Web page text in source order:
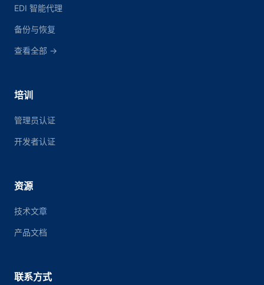
EDI 智能代理
备份与恢复
查看全部 →
培训
管理员认证
开发者认证
资源
技术文章
产品文档
联系方式